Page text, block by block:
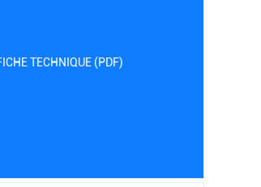
TECHNIQUE (PDF)